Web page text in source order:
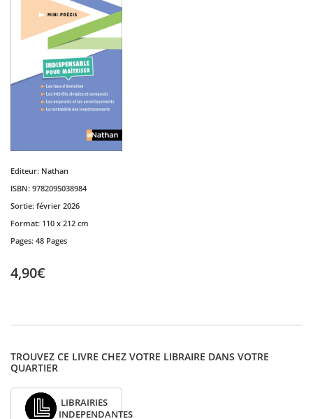
Editeur: Nathan
ISBN: 9782095038984
Sortie: février 2026
Format: 110 x 212 cm
Pages: 48 Pages
4,90€
TROUVEZ CE LIVRE CHEZ VOTRE LIBRAIRE DANS VOTRE
QUARTIER
LIBRAIRIES
INDEPENDANTES